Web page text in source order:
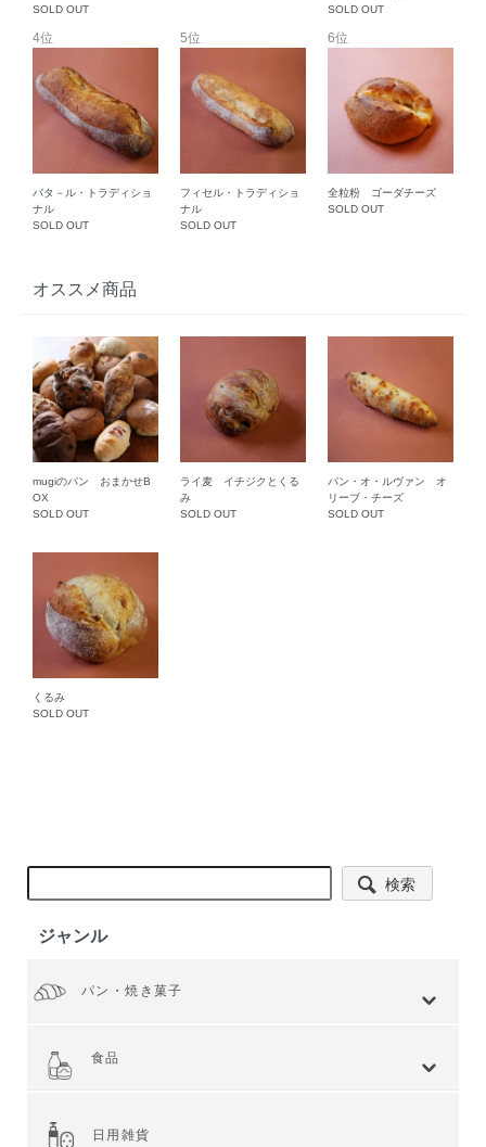
SOLD OUT
SOLD OUT
4位
バタ－ル・トラディショ
ナル
SOLD OUT
5位
フィセル・トラディショ
ナル
SOLD OUT
6位
全粒粉 ゴーダチーズ
SOLD OUT
オススメ商品
mugiのパン おまかせB
OX
SOLD OUT
ライ麦 イチジクとくる
み
SOLD OUT
パン・オ・ルヴァン オ
リーブ・チーズ
SOLD OUT
くるみ
SOLD OUT
検索
ジャンル
パン・焼き菓子
食品
日用雑貨